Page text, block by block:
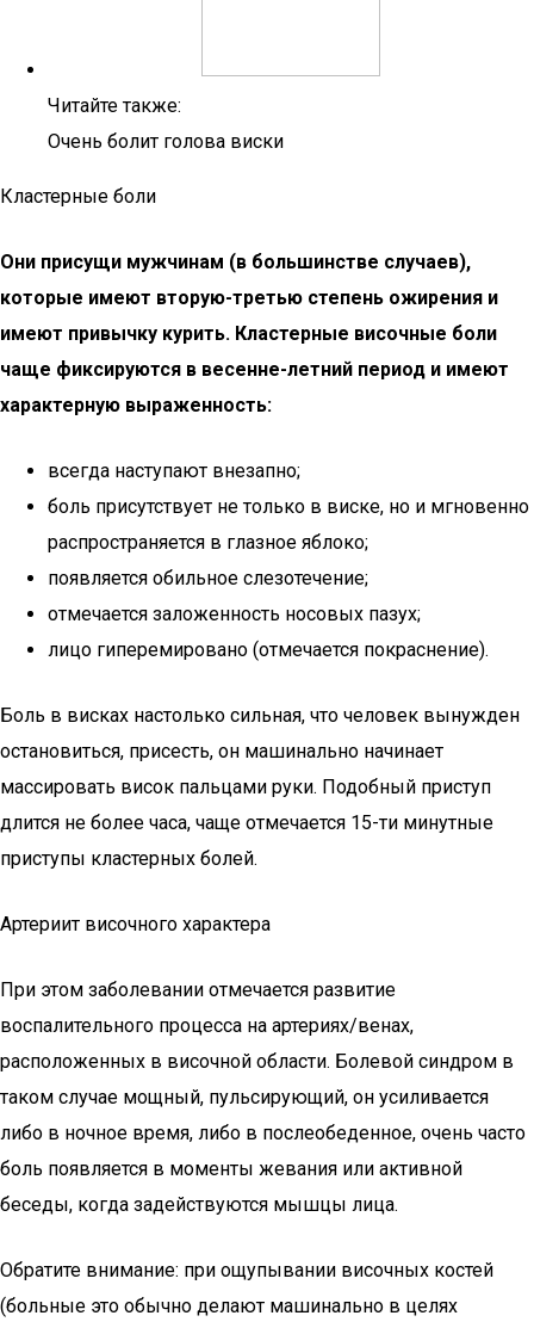
Читайте также:
Очень болит голова виски
Кластерные боли
Они присущи мужчинам (в большинстве случаев),
которые имеют вторую-третью степень ожирения и
имеют привычку курить. Кластерные височные боли
чаще фиксируются в весенне-летний период и имеют
характерную выраженность:
всегда наступают внезапно;
боль присутствует не только в виске, но и мгновенно
распространяется в глазное яблоко;
появляется обильное слезотечение;
отмечается заложенность носовых пазух;
лицо гиперемировано (отмечается покраснение).
Боль в висках настолько сильная, что человек вынужден
остановиться, присесть, он машинально начинает
массировать висок пальцами руки. Подобный приступ
длится не более часа, чаще отмечается 15-ти минутные
приступы кластерных болей.
Артериит височного характера
При этом заболевании отмечается развитие
воспалительного процесса на артериях/венах,
расположенных в височной области. Болевой синдром в
таком случае мощный, пульсирующий, он усиливается
либо в ночное время, либо в послеобеденное, очень часто
боль появляется в моменты жевания или активной
беседы, когда задействуются мышцы лица.
Обратите внимание: при ощупывании височных костей
(больные это обычно делают машинально в целях